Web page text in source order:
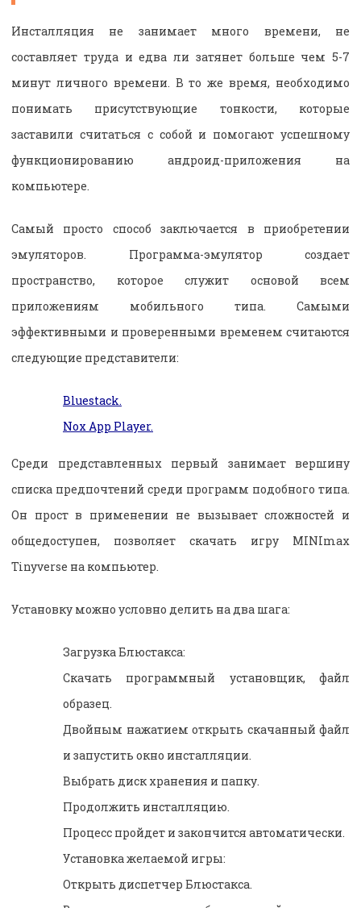
Инсталляция не занимает много времени, не
составляет труда и едва ли затянет больше чем 5-7
минут личного времени. В то же время, необходимо
понимать присутствующие тонкости, которые
заставили считаться с собой и помогают успешному
функционированию андроид-приложения на
компьютере.
Самый просто способ заключается в приобретении
эмуляторов. Программа-эмулятор создает
пространство, которое служит основой всем
приложениям мобильного типа. Самыми
эффективными и проверенными временем считаются
следующие представители:
Bluestack.
Nox App Player.
Среди представленных первый занимает вершину
списка предпочтений среди программ подобного типа.
Он прост в применении не вызывает сложностей и
общедоступен, позволяет скачать игру MINImax
Tinyverse на компьютер.
Установку можно условно делить на два шага:
Загрузка Блюстакса:
Скачать программный установщик, файл
образец.
Двойным нажатием открыть скачанный файл
и запустить окно инсталляции.
Выбрать диск хранения и папку.
Продолжить инсталляцию.
Процесс пройдет и закончится автоматически.
Установка желаемой игры:
Открыть диспетчер Блюстакса.